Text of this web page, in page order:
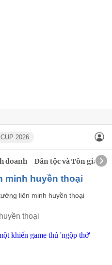
2026
doanh Dân tộc và Tôn giáo
minh huyền thoại
liên minh huyền thoại
thoại